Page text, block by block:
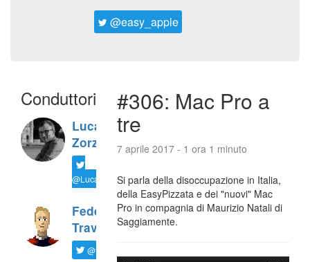
@easy_apple
Conduttori
Luca
Zorzi
@LucaTNT
Federico
Travaini
@ftrava
#306: Mac Pro a
tre
7 aprile 2017 - 1 ora 1 minuto
Si parla della disoccupazione in Italia,
della EasyPizzata e dei "nuovi" Mac
Pro in compagnia di Maurizio Natali di
Saggiamente.